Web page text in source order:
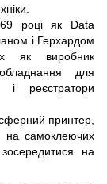
році як Data
і Герхардом
як виробник
для
і реєстратори
принтер,
на самоклеючих
на